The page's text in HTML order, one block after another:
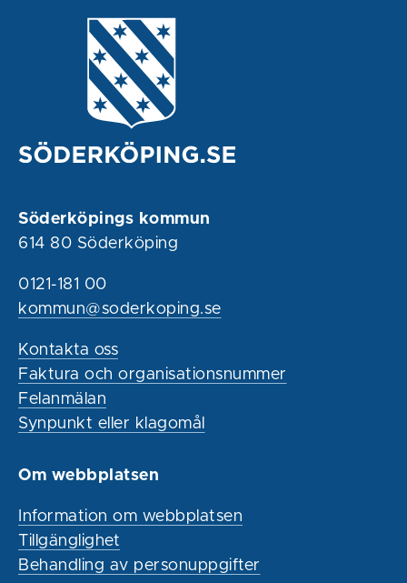
Söderköpings kommun
614 80 Söderköping
0121-181 00
kommun@soderkoping.se
Kontakta oss
Faktura och organisationsnummer
Felanmälan
Synpunkt eller klagomål
Om webbplatsen
Information om webbplatsen
Tillgänglighet
Behandling av personuppgifter